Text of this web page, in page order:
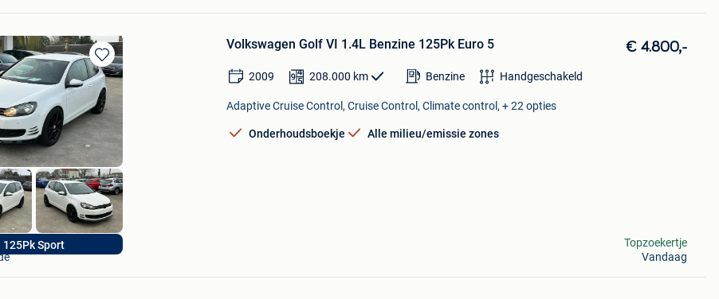
Bewaren
in
Mijn
Favorieten
125Pk Sport
Volkswagen Golf VI 1.4L Benzine 125Pk Euro 5 € 4.800,-
2009 208.000 km Benzine Handgeschakeld
Adaptive Cruise Control, Cruise Control, Climate control, + 22 opties
Onderhoudsboekje Alle milieu/emissie zones
Topzoekertje
Vandaag